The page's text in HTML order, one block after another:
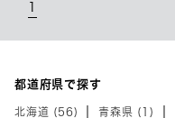
都道府県で探す
北海道 (56) 青森県 (1)